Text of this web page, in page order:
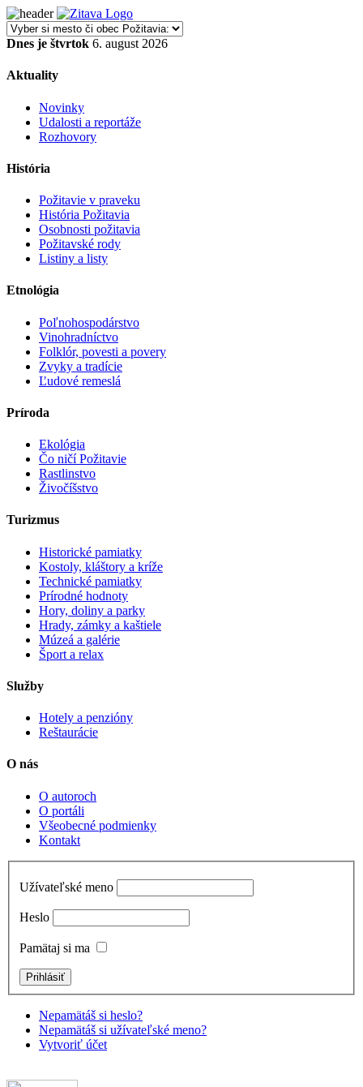
Dnes je štvrtok 6. august 2026
Aktuality
Novinky
Udalosti a reportáže
Rozhovory
História
Požitavie v praveku
História Požitavia
Osobnosti požitavia
Požitavské rody
Listiny a listy
Etnológia
Poľnohospodárstvo
Vinohradníctvo
Folklór, povesti a povery
Zvyky a tradície
Ľudové remeslá
Príroda
Ekológia
Čo ničí Požitavie
Rastlinstvo
Živočíšstvo
Turizmus
Historické pamiatky
Kostoly, kláštory a kríže
Technické pamiatky
Prírodné hodnoty
Hory, doliny a parky
Hrady, zámky a kaštiele
Múzeá a galérie
Šport a relax
Služby
Hotely a penzióny
Reštaurácie
O nás
O autoroch
O portáli
Všeobecné podmienky
Kontakt
Užívateľské meno
Heslo
Pamätaj si ma
Nepamätáš si heslo?
Nepamätáš si užívateľské meno?
Vytvoriť účet